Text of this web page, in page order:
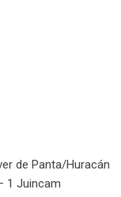
de Panta/Huracán
1 Juincam